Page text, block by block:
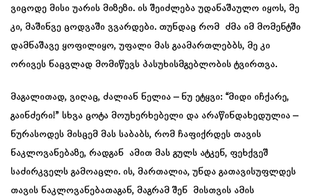
ვიცოდე მისი უარის მიზეზი. ის შეიძლება უდანაშაულო იყოს, მე
კი, მაშინვე ცოდვაში ვვარდები. თუნდაც რომ ძმა იმ მომენტში
დამნაშავე ყოფილიყო, უფალი მას გაამართლებბს, მე კი
ორივეს ნაცვლად მომიწევს პასუხისმგებლობის ტვირთვა.
მაგალითად, ვიღაც, ძალიან ნელია – ნუ ეტყვი: “მიდი იჩქარე,
გაინძერი!” სხვა ცოტა მოუხერხებელი და არაწინდახედულია –
ნურასოდეს მისცემ მას საბაბს, რომ ჩაფიქრდეს თავის
ნაკლოვანებაზე, რადგან ამით მას გულს ატკენ, ფეხქვეშ
საძირკველს გამოაცლი. ის, მართალია, უნდა გათავისუფლდეს
თავის ნაკლოვანებათაგან, მაგრამ შენ მისთვის ამის